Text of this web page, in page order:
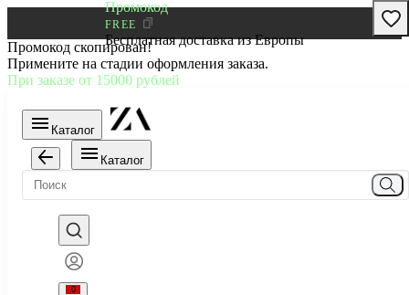
Промокод
FREE
Бесплатная доставка из Европы
Промокод скопирован!
Примените на стадии оформления заказа.
При заказе от 15000 рублей
Каталог
Каталог
0